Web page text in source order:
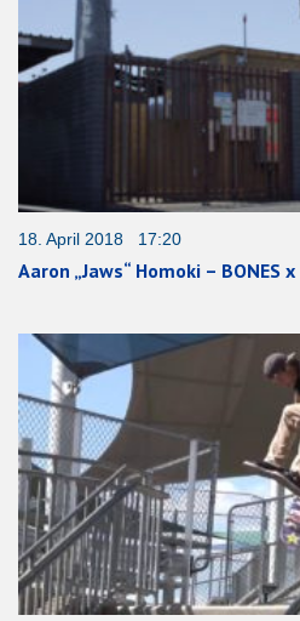
18. April 2018 17:20
Aaron „Jaws“ Homoki – BONES